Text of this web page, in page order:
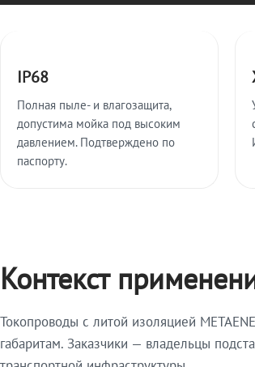
IP68
Полная пыле- и влагозащита,
допустима мойка под высоким
давлением. Подтверждено по
паспорту.
Контекст
Токопроводы с литой изоляцией
габаритам. Заказчики — владельцы